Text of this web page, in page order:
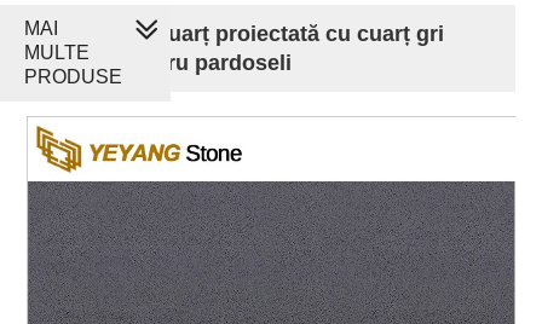
Gresie de cuarț proiectată cu cuarț gri
cristal pentru pardoseli
MAI
MULTE
PRODUSE